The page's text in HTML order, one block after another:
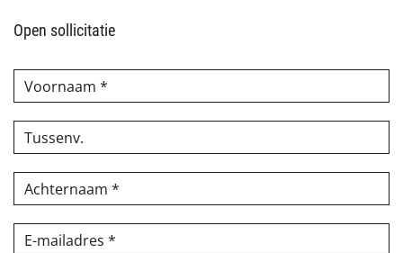
Open sollicitatie